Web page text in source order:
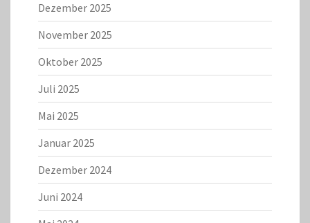
Dezember 2025
November 2025
Oktober 2025
Juli 2025
Mai 2025
Januar 2025
Dezember 2024
Juni 2024